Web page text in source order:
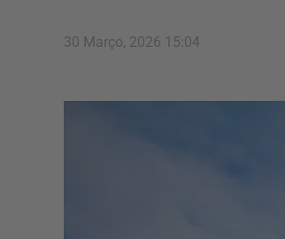
30 Março, 2026 15:04